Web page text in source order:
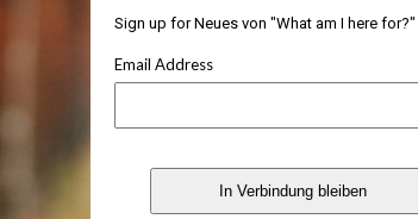
Sign up for Neues von "What am I here for?"
Email Address